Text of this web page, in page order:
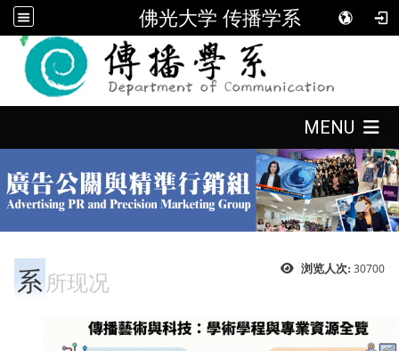
佛光大学 传播学系
MENU
浏览人次: 30700
系所现况